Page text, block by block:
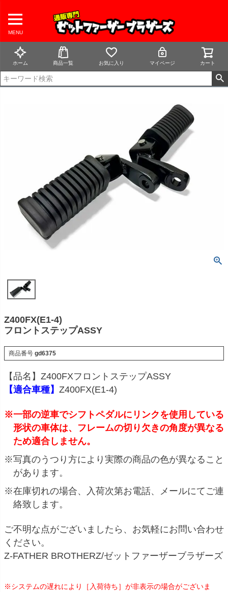
MENU
ホーム 商品一覧 お気に入り マイページ カート
Z400FX(E1-4)
フロントステップASSY
商品番号 gd6375
【品名】Z400FXフロントステップASSY
【適合車種】 Z400FX(E1-4)
※一部の逆車でシフトペダルにリンクを使用している
形状の車体は、フレームの切り欠きの角度が異なる
ため適合しません。
※写真のうつり方により実際の商品の色が異なること
があります。
※在庫切れの場合、入荷次第お電話、メールにてご連
絡致します。
ご不明な点がございましたら、お気軽にお問い合わせ
ください。
Z-FATHER BROTHERZ/ゼットファーザーブラザーズ
※システムの遅れにより［入荷待ち］が非表示の場合がございま